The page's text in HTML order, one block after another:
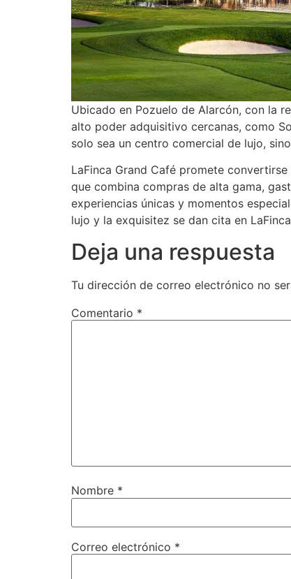
Ubicado en Pozuelo de Alarcón, con la
alto poder adquisitivo cercanas, como
solo sea un centro comercial de lujo,
LaFinca Grand Café promete
que combina compras de alta gama,
experiencias únicas y momentos
lujo y la exquisitez se dan cita en
Deja una respuesta
Tu dirección de correo electrónico no
Comentario *
Nombre *
Correo electrónico *